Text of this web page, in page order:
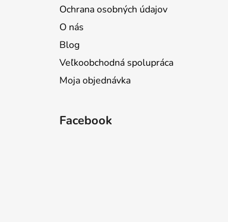
Ochrana osobných údajov
O nás
Blog
Veľkoobchodná spolupráca
Moja objednávka
Facebook